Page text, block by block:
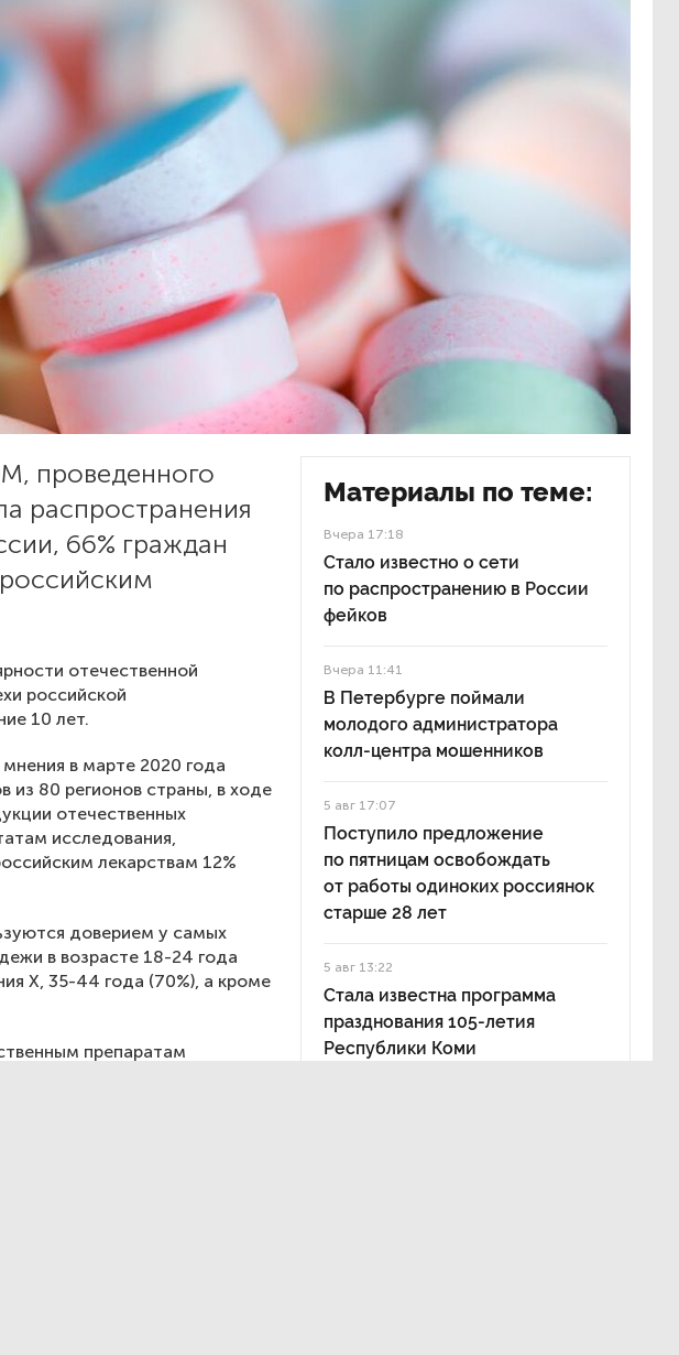
проведенного
распространения
66% граждан
отечественной
российской
10 лет.
в марте 2020 года
из 80 регионов страны, в ходе
отечественных
исследования,
лекарствам 12%
доверием у самых
в возрасте 18-24 года
Х, 35-44 года (70%), а кроме
препаратам
Материалы по теме:
Вчера 17:18
Стало известно о сети
по распространению в России
фейков
Вчера 11:41
В Петербурге поймали
молодого администратора
колл-центра мошенников
5 авг 17:07
Поступило предложение
по пятницам освобождать
от работы одиноких россиянок
старше 28 лет
5 авг 13:22
Стала известна программа
празднования 105-летия
Республики Коми